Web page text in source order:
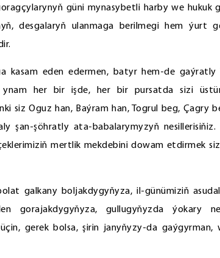
güni mynasybetli harby we hukuk
desgalaryň ulanmaga berilmegi hem ýurt
kasam eden edermen, batyr hem-de gaýratly
her bir işde, her bir pursatda sizi
siz Oguz han, Baýram han, Togrul beg, Çagry
şan-şöhratly ata-babalarymyzyň nesillerisiňiz.
mertlik mekdebini dowam etdirmek
galkany boljakdygyňyza, il-günümiziň
gorajakdygyňyza, gullugyňyzda ýokary
gerek bolsa, şirin janyňyzy-da gaýgyrman,